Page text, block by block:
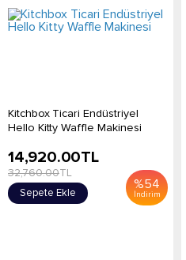
Kitchbox Ticari Endüstriyel
Hello Kitty Waffle Makinesi
%54
İndirim
14,920.00TL
32,760.00TL
Sepete Ekle